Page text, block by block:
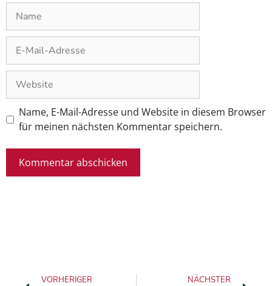
Name, E-Mail-Adresse und Website in diesem Browser
für meinen nächsten Kommentar speichern.
VORHERIGER NÄCHSTER